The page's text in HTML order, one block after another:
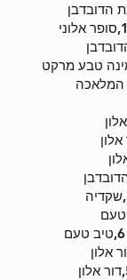
14 פינת המלאכה